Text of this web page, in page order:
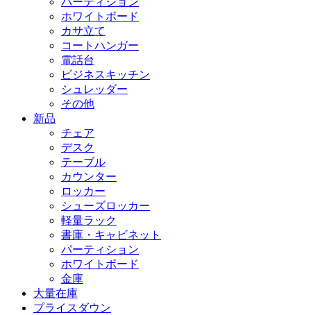
ホワイトボード
カサ立て
コートハンガー
電話台
ビジネスキッチン
シュレッダー
その他
新品
チェア
デスク
テーブル
カウンター
ロッカー
シューズロッカー
軽量ラック
書庫・キャビネット
パーティション
ホワイトボード
金庫
大量在庫
プライスダウン